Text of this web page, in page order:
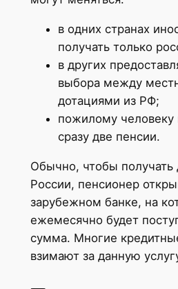
в одних странах
получать только
в других
выбора между
дотациями из РФ;
пожилому человеку
сразу две пенсии.
Обычно, чтобы получать
России, пенсионер
зарубежном банке, на
ежемесячно будет
сумма. Многие
взимают за данную